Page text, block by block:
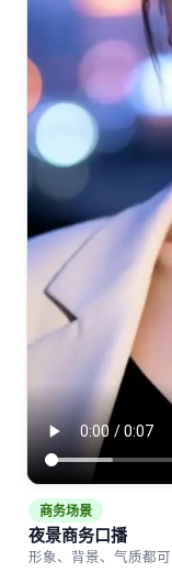
商务场景
夜景商务口播
形象、背景、气质都